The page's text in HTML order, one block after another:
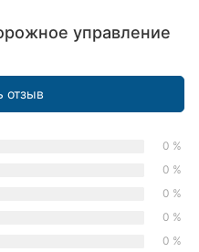
управление
отзыв
0 %
0 %
0 %
0 %
0 %